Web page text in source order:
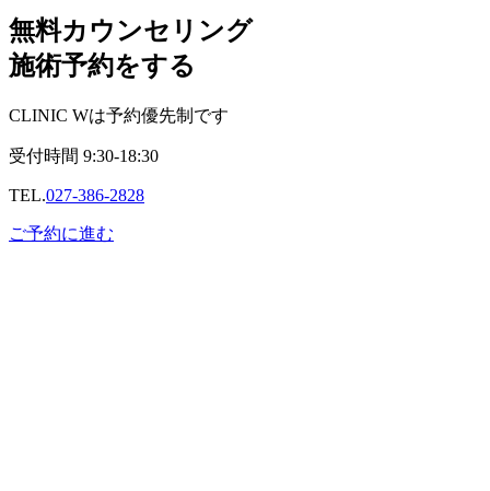
無料カウンセリング
施術予約をする
CLINIC Wは予約優先制です
受付時間 9:30-18:30
TEL.027-386-2828
ご予約に進む